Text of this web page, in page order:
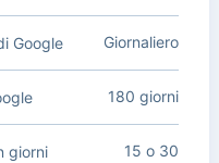
Google Giornaliero
180 giorni
giorni 15 o 30